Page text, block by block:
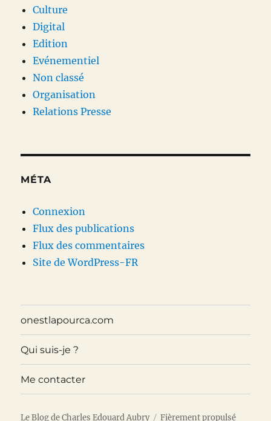
Culture
Digital
Edition
Evénementiel
Non classé
Organisation
Relations Presse
MÉTA
Connexion
Flux des publications
Flux des commentaires
Site de WordPress-FR
onestlapourca.com
Qui suis-je ?
Me contacter
Le Blog de Charles Edouard Aubry Fièrement propulsé